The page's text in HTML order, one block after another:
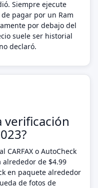
Siempre ejecute
pagar por un Ram
por debajo del
suele ser historial
declaró.
verificación
o AutoCheck
alrededor de $4.99
en paquete alrededor
de fotos de